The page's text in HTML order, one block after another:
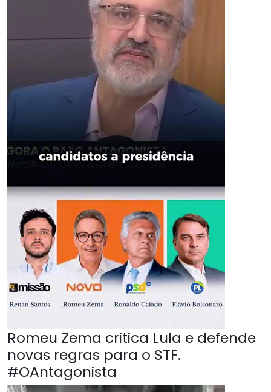
Romeu Zema critica Lula e defende
novas regras para o STF.
#OAntagonista